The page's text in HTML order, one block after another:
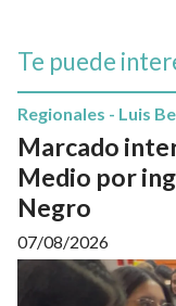
Te puede
Marcado
Medio por
Negro
Regionales - Luis
07/08/2026